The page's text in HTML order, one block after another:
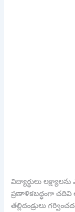
విద్యార్థులు
ప్రణాళికబద్ధంగా
తల్లిదండ్రులు